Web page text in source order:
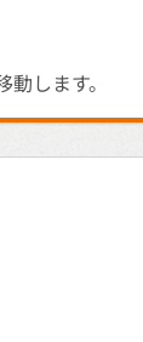
します。